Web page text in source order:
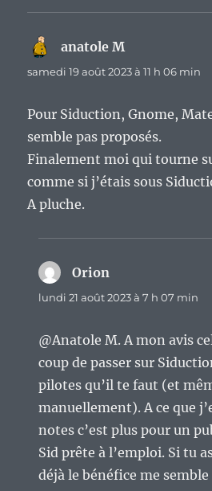
anatole Mdit :
samedi 19 août 2023 à 11 h 06 min
Pour Siduction, Gnome,
semble pas proposés.
Finalement moi qui tourne
comme si j’étais sous
A pluche.
Orion
lundi 21 août 2023 à 7 h 07 min
@Anatole M. A mon avis
coup de passer sur
pilotes qu’il te faut (et
manuellement). A ce que
notes c’est plus pour un
Sid prête à l’emploi. Si tu
déjà le bénéfice me